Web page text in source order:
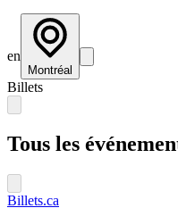
en
Montréal
Billets
Tous les
Billets.ca